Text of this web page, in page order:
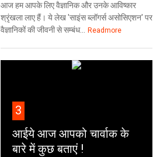
आज हम आपके लिए वैज्ञानिक और उनके आविष्कार
श्रृंखला लाए हैं। ये लेख 'साइंस ब्लॉगर्स असोसिएशन' पर
वैज्ञा‍निकों की जीवनी से सम्बंध...
Readmore
3
आईये आज आपको चार्वाक के
बारे में कुछ बताएं !